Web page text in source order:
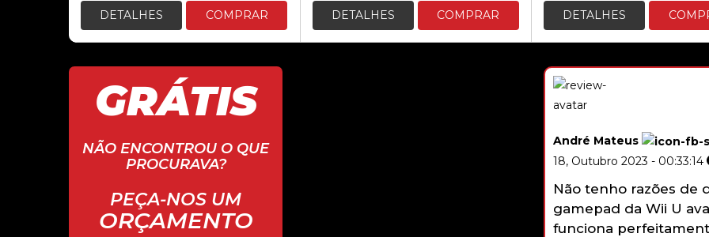
DETALHES COMPRAR DETALHES COMPRAR DETALHES
GRÁTIS
NÃO ENCONTROU O QUE
PROCURAVA?
PEÇA-NOS UM
ORÇAMENTO
Renato Melo
08, Agosto 2024 - 20:29:20
um computador e nada a reclamar tudo bem explicado.
Recomendo
André Mateus
18, Outubro 2023 - 00:33:14
Não tenho razões de
gamepad da Wii U
funciona